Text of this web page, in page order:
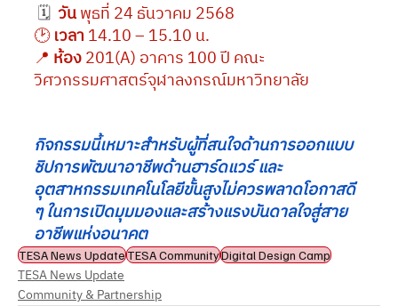
🗓 วัน พุธที่ 24 ธันวาคม 2568
🕑 เวลา 14.10 – 15.10 น.
📍 ห้อง 201(A) อาคาร 100 ปี คณะ
วิศวกรรมศาสตร์จุฬาลงกรณ์มหาวิทยาลัย
กิจกรรมนี้เหมาะสำหรับผู้ที่สนใจด้านการออกแบบ
ชิปการพัฒนาอาชีพด้านฮาร์ดแวร์ และ
อุตสาหกรรมเทคโนโลยีขั้นสูงไม่ควรพลาดโอกาสดี
ๆ ในการเปิดมุมมองและสร้างแรงบันดาลใจสู่สาย
อาชีพแห่งอนาคต
TESA News UpdateTESA CommunityDigital Design Camp
TESA News Update
Community & Partnership